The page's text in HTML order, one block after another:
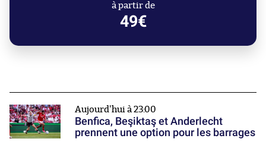
à partir de
49€
Aujourd'hui à 23:00
Benfica, Beşiktaş et Anderlecht
prennent une option pour les barrages